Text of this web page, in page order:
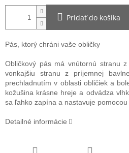
Pridať do košíka
Pás, ktorý chráni vaše obličky
Obličkový pás má vnútornú stranu
vonkajšiu stranu z príjemnej
prechladnutím v oblasti obličiek a
kožušina krásne hreje a odvádza
sa ľahko zapína a nastavuje
Detailné informácie